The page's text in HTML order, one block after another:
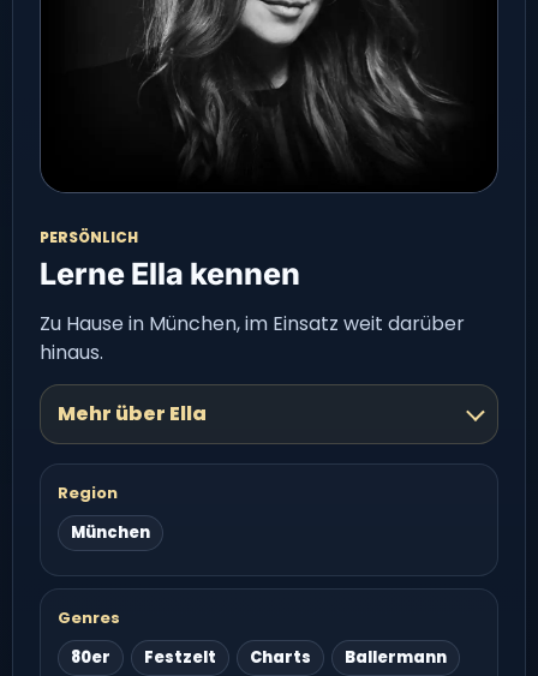
PERSÖNLICH
Lerne Ella kennen
Zu Hause in München, im Einsatz weit darüber
hinaus.
Mehr über Ella
Region
München
Genres
80er
Festzelt Charts
Ballermann